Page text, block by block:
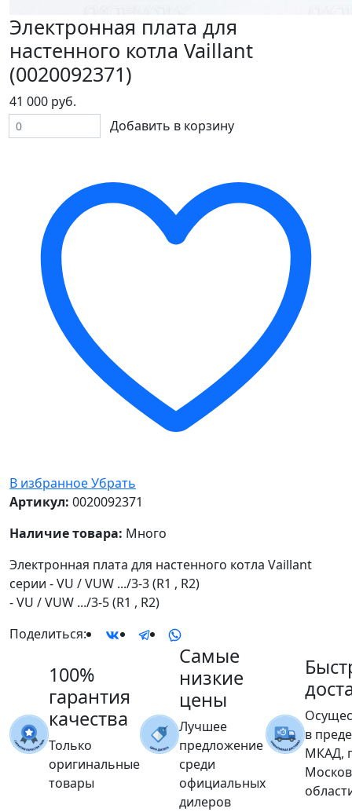
Электронная плата для
настенного котла Vaillant
(0020092371)
41 000 руб.
Добавить в корзину
В избранноеУбрать
Артикул: 0020092371
Наличие товара: Много
Электронная плата для настенного котла Vaillant
серии - VU / VUW .../3-3 (R1 , R2)
- VU / VUW .../3-5 (R1 , R2)
Поделиться:
100%
гарантия
качества
Только
оригинальные
товары
Самые
низкие
цены
Лучшее
предложение
среди
официальных
дилеров
в
МКАД,